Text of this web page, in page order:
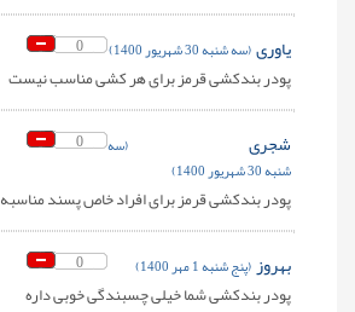
0 یاوری(سه شنبه 30 شهریور 1400)
پودر بندکشی قرمز برای هر کشی مناسب نیست
0 شجری
(سه
شنبه 30 شهریور 1400)
پودر بندکشی قرمز برای افراد خاص پسند مناسبه
0 بهروز(پنج شنبه 1 مهر 1400)
پودر بندکشی شما خیلی چسبندگی خوبی داره